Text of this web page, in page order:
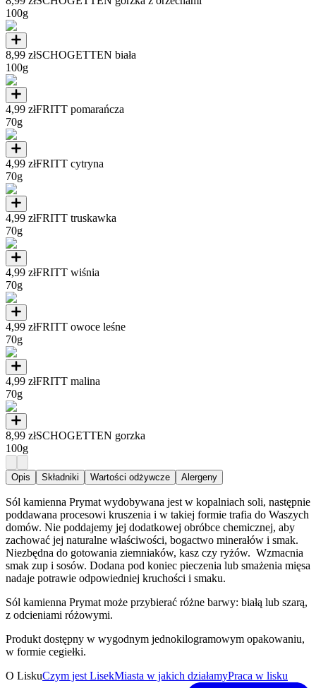
100g
8,99 złSCHOGETTEN biała
100g
4,99 złFRITT pomarańcza
70g
4,99 złFRITT cytryna
70g
4,99 złFRITT truskawka
70g
4,99 złFRITT wiśnia
70g
4,99 złFRITT owoce leśne
70g
4,99 złFRITT malina
70g
8,99 złSCHOGETTEN gorzka
100g
Opis Składniki Wartości odżywcze Alergeny
Sól kamienna Prymat wydobywana jest w kopalniach soli, następnie
poddawana procesowi kruszenia i w takiej formie trafia do Waszych
domów. Nie poddajemy jej dodatkowej obróbce chemicznej, aby
zachować jej naturalne właściwości, bogactwo minerałów i smak.
Niezbędna do gotowania ziemniaków, kasz czy ryżów. Wzmacnia
smak zup i sosów. Dodana pod koniec pieczenia lub smażenia mięsa
nadaje potrawie odpowiedniej kruchości i smaku.
Sól kamienna Prymat może przybierać różne barwy: białą lub szarą,
z odcieniami różowymi.
Produkt dostępny w wygodnym jednokilogramowym opakowaniu,
w formie cegiełki.
O LiskuCzym jest LisekMiasta w jakich działamyPraca w lisku